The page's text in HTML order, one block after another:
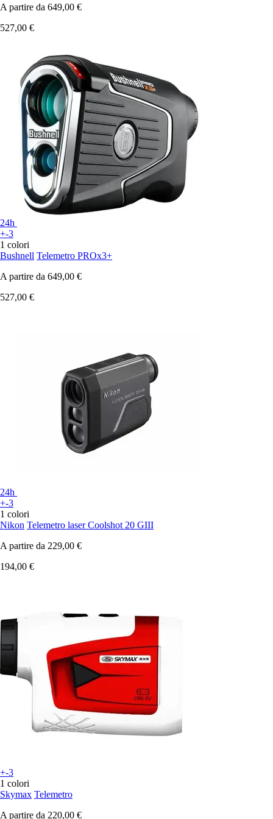
A partire da 649,00 €
527,00 €
24h
+-3
1 colori
Bushnell Telemetro PROx3+
A partire da 649,00 €
527,00 €
24h
+-3
1 colori
Nikon Telemetro laser Coolshot 20 GIII
A partire da 229,00 €
194,00 €
+-3
1 colori
Skymax Telemetro
A partire da 220,00 €